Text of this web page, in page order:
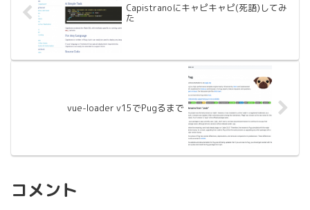
Capistranoにキャピキャピ(死語)してみ
た
vue-loader v15でPugるまで
コメント